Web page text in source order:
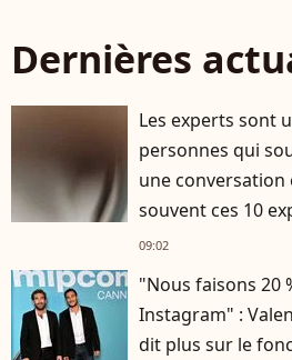
Dernières
Les experts sont
personnes qui
une
souvent ces 10
09:02
"Nous faisons 20
Instagram" :
dit plus sur le